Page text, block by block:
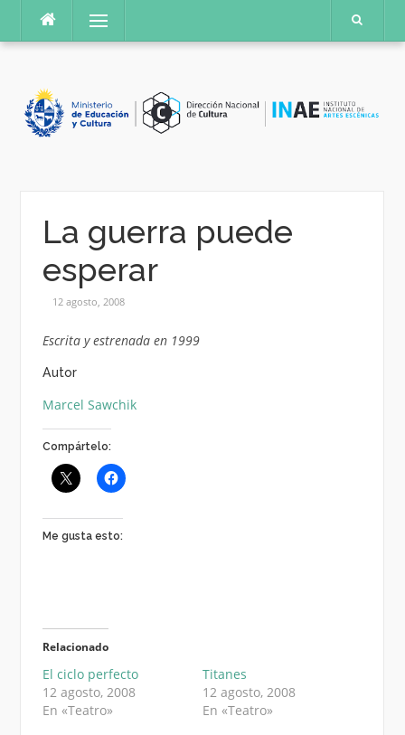
contenido
Menú
La guerra puede
esperar
12 agosto, 2008
Escrita y estrenada en 1999
Autor
Marcel Sawchik
Compártelo:
Me gusta esto:
Relacionado
El ciclo perfecto
12 agosto, 2008
En «Teatro»
Titanes
12 agosto, 2008
En «Teatro»